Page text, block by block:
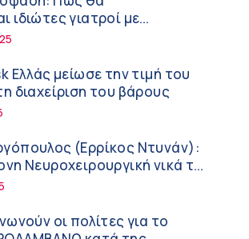
καλοκαιριού
Insurance & Healthcare
Επιχειρηματικής
HHG
στα πέντε καινοτόμα
τελικά στην Ελλάδα
«δίαιτα θυρεοειδούς»; Τι
για τη διατροφή και τα
ιδιώτες γιατροί με
δημοσίου συστήματος
Ελλάς μείωσε την τιμή του
διαχείριση του βάρους
(Ερρίκος Ντυνάν):
Νευροχειρουργική νικά το
οι πολίτες για το